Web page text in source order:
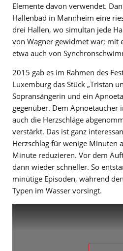
Elemente davon verwendet.
Hallenbad in Mannheim eine
drei Hallen, wo simultan jede
von Wagner gewidmet war; mit
etwa auch von
2015 gab es im Rahmen des
Luxemburg das Stück „Tristan
Sopransängerin und ein
gegenüber. Dem Apnoetaucher
auch die Herzschläge
verstärkt. Das ist ganz
Herzschlag für wenige Minuten
Minute reduzieren. Vor dem
dann wieder schneller. So
minütige Episoden, während
Typen im Wasser vorsingt.